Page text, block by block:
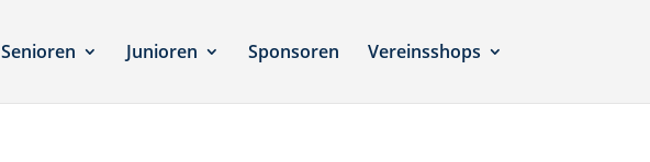
Senioren Junioren Sponsoren Vereinsshops